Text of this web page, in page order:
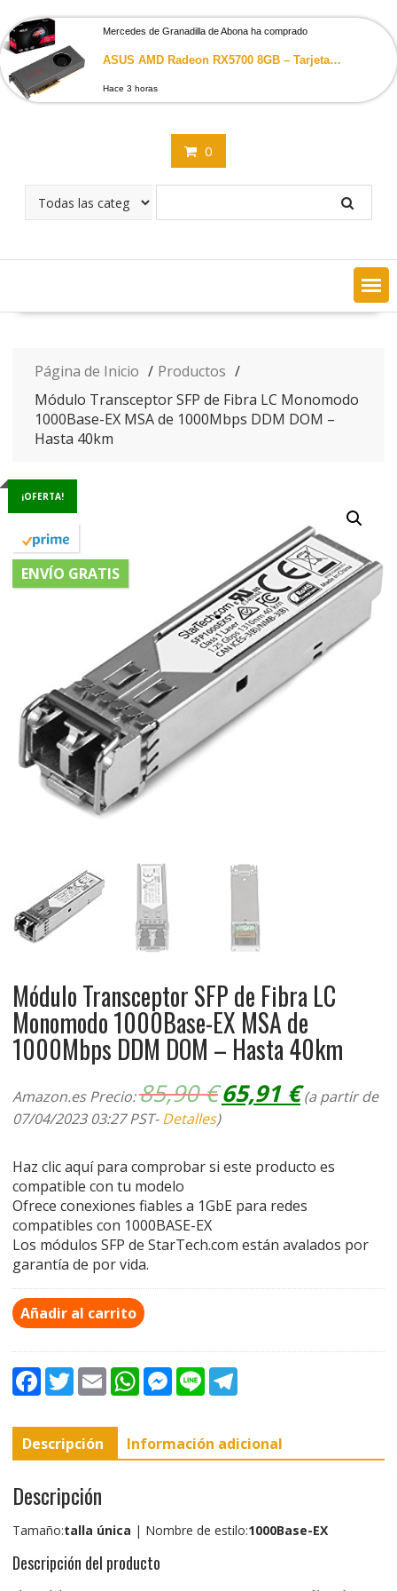
contenido
0
Página de Inicio
Productos
Módulo Transceptor SFP de Fibra LC Monomodo
1000Base-EX MSA de 1000Mbps DDM DOM –
Hasta 40km
¡OFERTA!
ENVÍO GRATIS
Módulo Transceptor SFP de Fibra LC
Monomodo 1000Base-EX MSA de
1000Mbps DDM DOM – Hasta 40km
Amazon.es Precio:85,90€El
precio
original
85,90 €.
65,91 €El
precio
65,91 €.
(a partir de
07/04/2023 03:27 PST-Detalles)
Haz clic aquí para comprobar si este producto es
compatible con tu modelo
Ofrece conexiones fiables a 1GbE para redes
compatibles con 1000BASE-EX
Los módulos SFP de StarTech.com están avalados por
garantía de por vida.
Añadir al carrito
F
a
b
o
o
T
w
t
e
r
E
m
l
W
h
A
p
M
e
n
g
L
i
T
e
r
a
Descripción Información adicional
Descripción
Tamaño:talla única | Nombre de estilo:1000Base-EX
Descripción del producto
Mercedes de Granadilla de Abona ha comprado
ASUS AMD Radeon RX5700 8GB – Tarjeta Grafica de 8 GB, GDDR6, Arquitectura RDNA, Proceso de 7nm, Juego a 1440p, Software…
Hace 3 horas